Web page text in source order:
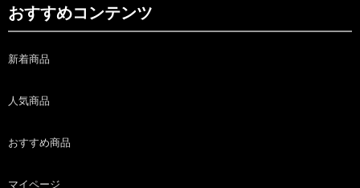
おすすめコンテンツ
新着商品
人気商品
おすすめ商品
マイページ